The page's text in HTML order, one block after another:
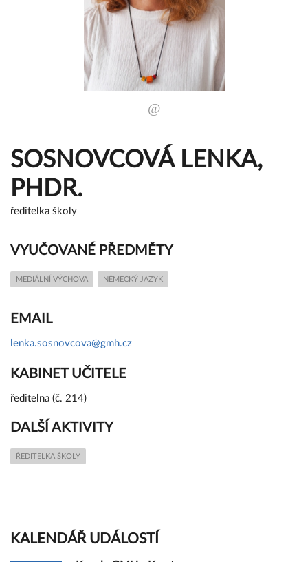
SOSNOVCOVÁ LENKA,
PHDR.
ředitelka školy
VYUČOVANÉ PŘEDMĚTY
MEDIÁLNÍ VÝCHOVA NĚMECKÝ JAZYK
EMAIL
lenka.sosnovcova@gmh.cz
KABINET UČITELE
ředitelna (č. 214)
DALŠÍ AKTIVITY
ŘEDITELKA ŠKOLY
KALENDÁŘ UDÁLOSTÍ